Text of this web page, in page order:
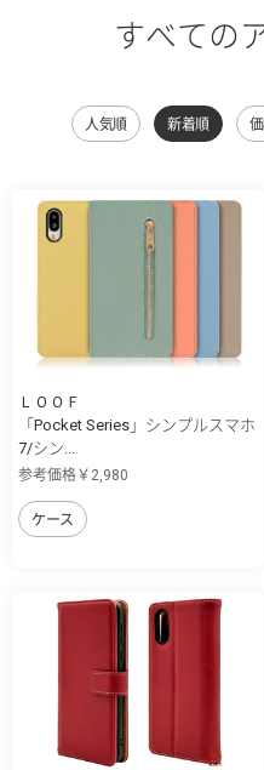
すべての
人気順 新着順
ＬＯＯＦ
「Pocket Series」シンプルスマホ
7/シン...
参考価格￥2,980
ケース